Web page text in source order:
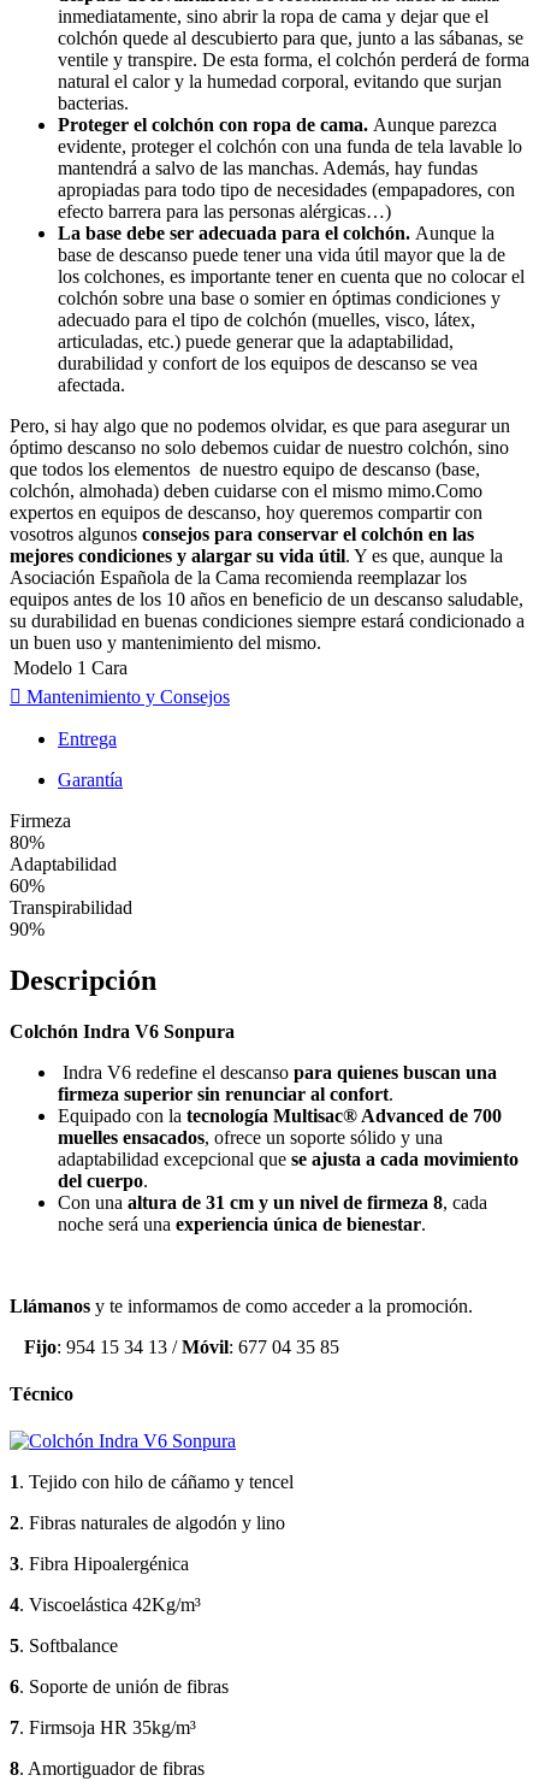
inmediatamente, sino abrir la ropa de cama y dejar que el
colchón quede al descubierto para que, junto a las sábanas, se
ventile y transpire. De esta forma, el colchón perderá de forma
natural el calor y la humedad corporal, evitando que surjan
bacterias.
Proteger el colchón con ropa de cama. Aunque parezca
evidente, proteger el colchón con una funda de tela lavable lo
mantendrá a salvo de las manchas. Además, hay fundas
apropiadas para todo tipo de necesidades (empapadores, con
efecto barrera para las personas alérgicas…)
La base debe ser adecuada para el colchón. Aunque la
base de descanso puede tener una vida útil mayor que la de
los colchones, es importante tener en cuenta que no colocar el
colchón sobre una base o somier en óptimas condiciones y
adecuado para el tipo de colchón (muelles, visco, látex,
articuladas, etc.) puede generar que la adaptabilidad,
durabilidad y confort de los equipos de descanso se vea
afectada.
Pero, si hay algo que no podemos olvidar, es que para asegurar un
óptimo descanso no solo debemos cuidar de nuestro colchón, sino
que todos los elementos de nuestro equipo de descanso (base,
colchón, almohada) deben cuidarse con el mismo mimo.Como
expertos en equipos de descanso, hoy queremos compartir con
vosotros algunos consejos para conservar el colchón en las
mejores condiciones y alargar su vida útil. Y es que, aunque la
Asociación Española de la Cama recomienda reemplazar los
equipos antes de los 10 años en beneficio de un descanso saludable,
su durabilidad en buenas condiciones siempre estará condicionado a
un buen uso y mantenimiento del mismo.
Modelo 1 Cara
Mantenimiento y Consejos
Entrega
Garantía
Firmeza
80%
Adaptabilidad
60%
Transpirabilidad
90%
Descripción
Colchón Indra V6 Sonpura
Indra V6 redefine el descanso para quienes buscan una
firmeza superior sin renunciar al confort.
Equipado con la tecnología Multisac® Advanced de 700
muelles ensacados, ofrece un soporte sólido y una
adaptabilidad excepcional que se ajusta a cada movimiento
del cuerpo.
Con una altura de 31 cm y un nivel de firmeza 8, cada
noche será una experiencia única de bienestar.
Llámanos y te informamos de como acceder a la promoción.
Fijo: 954 15 34 13 /Móvil: 677 04 35 85
Técnico
1. Tejido con hilo de cáñamo y tencel
2. Fibras naturales de algodón y lino
3. Fibra Hipoalergénica
4. Viscoelástica 42Kg/m³
5. Softbalance
6. Soporte de unión de fibras
7. Firmsoja HR 35kg/m³
8. Amortiguador de fibras